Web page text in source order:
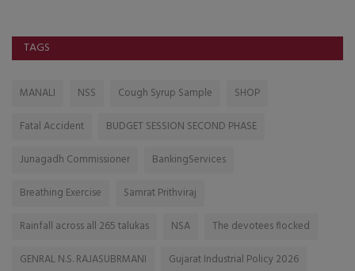
TAGS
MANALI NSS Cough Syrup Sample
SHOP
Fatal Accident
BUDGET SESSION SECOND PHASE
Junagadh Commissioner
BankingServices
Breathing Exercise
Samrat Prithviraj
Rainfall across all 265 talukas
NSA
The devotees flocked
GENRAL N.S. RAJASUBRMANI
Gujarat Industrial Policy 2026